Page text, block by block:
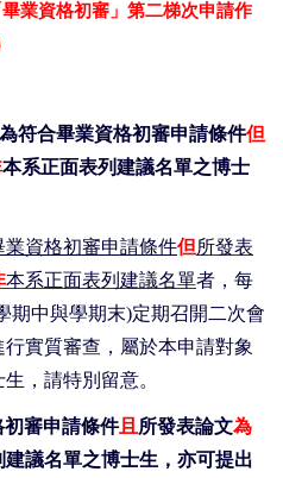
業資格初審」第二梯次申請作
符合畢業資格初審申請條件但
本系正面表列建議名單之博士
業資格初審申請條件但所發表
本系正面表列建議名單者，每
期中與學期末)定期召開二次會
行實質審查，屬於本申請對象
，請特別留意。
審申請條件且 所發表論文為
議名單之博士生 ， 亦可提出